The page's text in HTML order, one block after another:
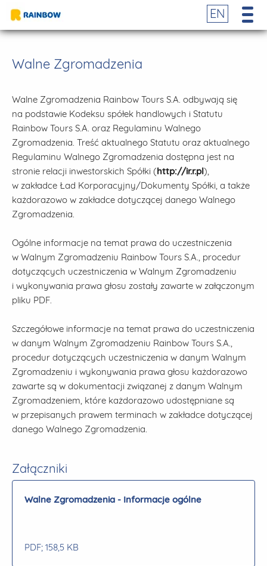
EN
Walne Zgromadzenia
Walne Zgromadzenia Rainbow Tours S.A. odbywają się
na podstawie Kodeksu spółek handlowych i Statutu
Rainbow Tours S.A. oraz Regulaminu Walnego
Zgromadzenia. Treść aktualnego Statutu oraz aktualnego
Regulaminu Walnego Zgromadzenia dostępna jest na
stronie relacji inwestorskich Spółki (http://ir.r.pl),
w zakładce Ład Korporacyjny/Dokumenty Spółki, a także
każdorazowo w zakładce dotyczącej danego Walnego
Zgromadzenia.
Ogólne informacje na temat prawa do uczestniczenia
w Walnym Zgromadzeniu Rainbow Tours S.A., procedur
dotyczących uczestniczenia w Walnym Zgromadzeniu
i wykonywania prawa głosu zostały zawarte w załączonym
pliku PDF.
Szczegółowe informacje na temat prawa do uczestniczenia
w danym Walnym Zgromadzeniu Rainbow Tours S.A.,
procedur dotyczących uczestniczenia w danym Walnym
Zgromadzeniu i wykonywania prawa głosu każdorazowo
zawarte są w dokumentacji związanej z danym Walnym
Zgromadzeniem, które każdorazowo udostępniane są
w przepisanych prawem terminach w zakładce dotyczącej
danego Walnego Zgromadzenia.
Załączniki
Walne Zgromadzenia - Informacje ogólne
PDF; 158,5 KB